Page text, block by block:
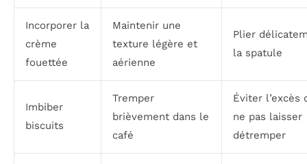
Incorporer la
crème
fouettée
Maintenir une
texture légère et
aérienne
Plier
la spatule
Imbiber
biscuits
Tremper
brièvement dans le
café
Éviter l’excès
ne pas laisser
détremper